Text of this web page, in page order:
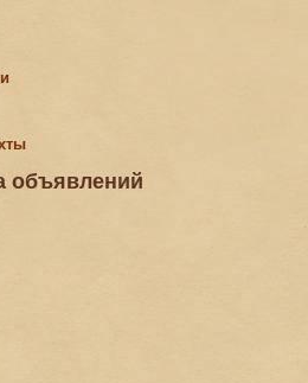
объявлений